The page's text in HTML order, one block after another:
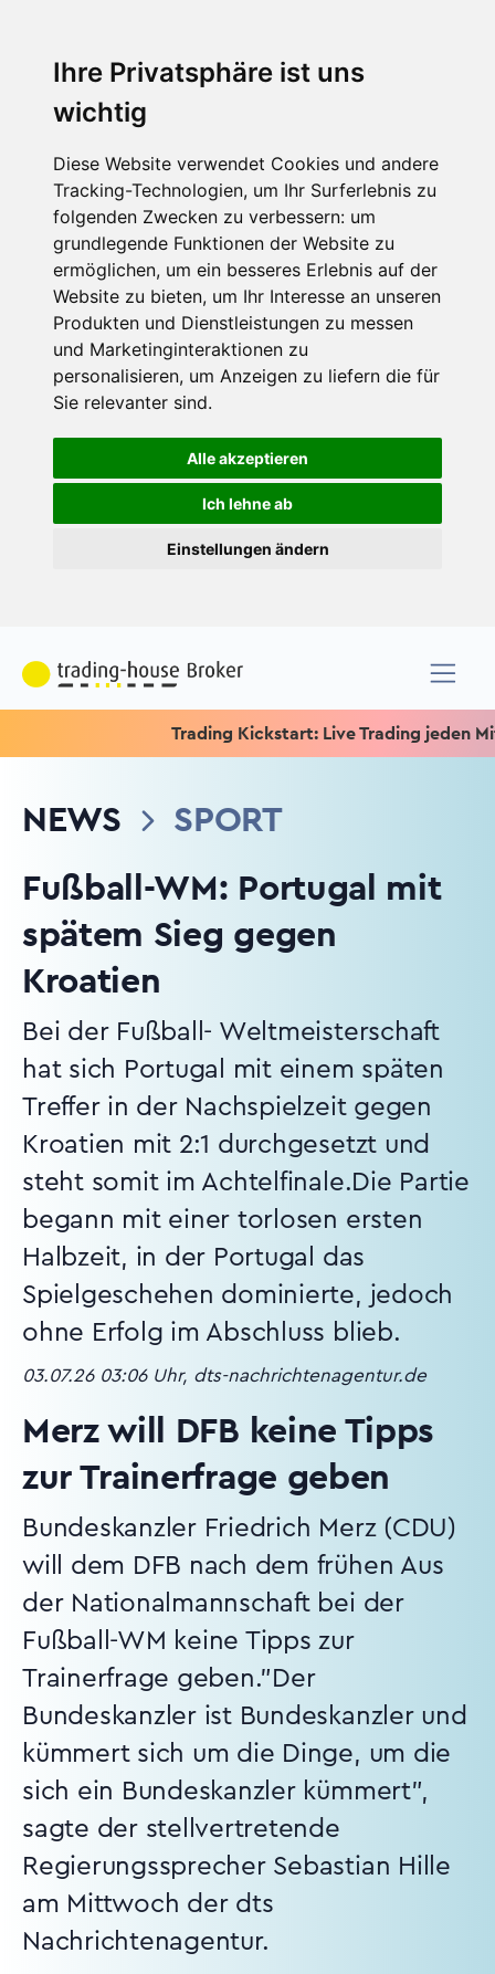
Ihre Privatsphäre ist uns
wichtig
Diese Website verwendet Cookies und andere
Tracking-Technologien, um Ihr Surferlebnis zu
folgenden Zwecken zu verbessern: um
grundlegende Funktionen der Website zu
ermöglichen, um ein besseres Erlebnis auf der
Website zu bieten, um Ihr Interesse an unseren
Produkten und Dienstleistungen zu messen
und Marketinginteraktionen zu
personalisieren, um Anzeigen zu liefern die für
Sie relevanter sind.
Alle akzeptieren
Ich lehne ab
Einstellungen ändern
Trading Kickstart: Live Trading jeden
NEWS
SPORT
Fußball-WM: Portugal mit
spätem Sieg gegen
Kroatien
Bei der Fußball- Weltmeisterschaft
hat sich Portugal mit einem späten
Treffer in der Nachspielzeit gegen
Kroatien mit 2:1 durchgesetzt und
steht somit im Achtelfinale.Die Partie
begann mit einer torlosen ersten
Halbzeit, in der Portugal das
Spielgeschehen dominierte, jedoch
ohne Erfolg im Abschluss blieb.
03.07.26 03:06 Uhr, dts-nachrichtenagentur.de
Merz will DFB keine Tipps
zur Trainerfrage geben
Bundeskanzler Friedrich Merz (CDU)
will dem DFB nach dem frühen Aus
der Nationalmannschaft bei der
Fußball-WM keine Tipps zur
Trainerfrage geben."Der
Bundeskanzler ist Bundeskanzler und
kümmert sich um die Dinge, um die
sich ein Bundeskanzler kümmert",
sagte der stellvertretende
Regierungssprecher Sebastian Hille
am Mittwoch der dts
Nachrichtenagentur.